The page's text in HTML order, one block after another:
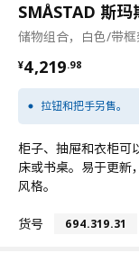
SMÅSTAD 斯玛
储物组合，白色/带
¥4,219.98
¥ 4219.98
拉钮和把手另售。
柜子、抽屉和衣柜可
床或书桌。易于更新
风格。
货号 694.319.31